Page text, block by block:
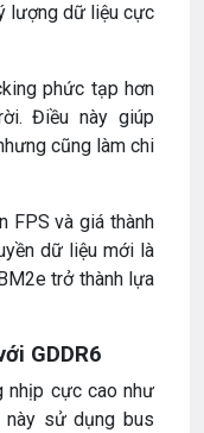
lượng dữ liệu cực
phức tạp hơn
Điều này giúp
cũng làm chi
FPS và giá thành
dữ liệu mới là
trở thành lựa
GDDR6
nhịp cực cao như
này sử dụng bus